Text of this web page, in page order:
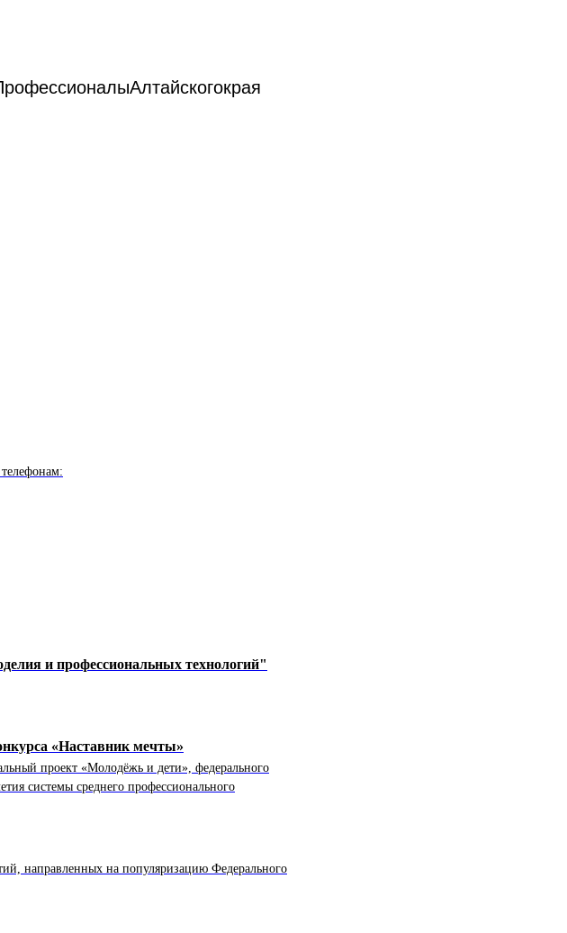
и профессиональных технологий"
«Наставник мечты»
проект «Молодёжь и дети», федерального
системы среднего профессионального
направленных на популяризацию Федерального